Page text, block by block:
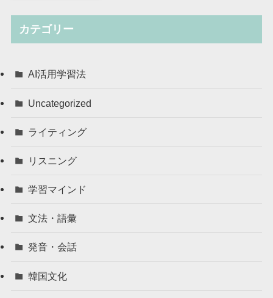
カテゴリー
AI活用学習法
Uncategorized
ライティング
リスニング
学習マインド
文法・語彙
発音・会話
韓国文化